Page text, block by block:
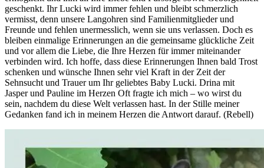
geschenkt. Ihr Lucki wird immer fehlen und bleibt schmerzlich
vermisst, denn unsere Langohren sind Familienmitglieder und
Freunde und fehlen unermesslich, wenn sie uns verlassen. Doch es
bleiben einmalige Erinnerungen an die gemeinsame glückliche Zeit
und vor allem die Liebe, die Ihre Herzen für immer miteinander
verbinden wird. Ich hoffe, dass diese Erinnerungen Ihnen bald Trost
schenken und wünsche Ihnen sehr viel Kraft in der Zeit der
Sehnsucht und Trauer um Ihr geliebtes Baby Lucki. Drina mit
Jasper und Pauline im Herzen Oft fragte ich mich – wo wirst du
sein, nachdem du diese Welt verlassen hast. In der Stille meiner
Gedanken fand ich in meinem Herzen die Antwort darauf. (Rebell)